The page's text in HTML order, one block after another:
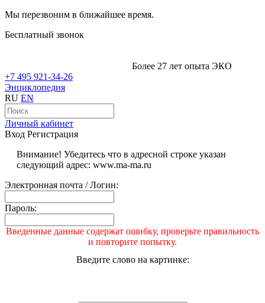
Мы перезвоним в ближайшее время.
Бесплатный звонок
Более 27 лет опыта ЭКО
+7 495 921-34-26
Энциклопедия
RU EN
Личный кабинет
Вход Регистрация
Внимание! Убедитесь что в адресной строке указан
следующий адрес: www.ma-ma.ru
Электронная почта / Логин:
Пароль:
Введенные данные содержат ошибку, проверьте правильность
и повторите попытку.
Введите слово на картинке: